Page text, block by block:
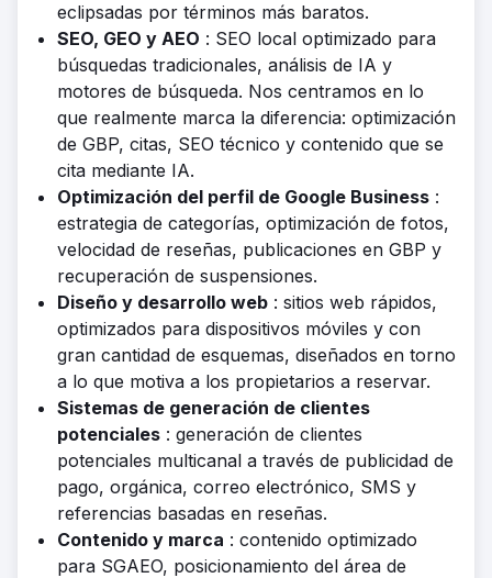
eclipsadas por términos más baratos.
SEO, GEO y AEO : SEO local optimizado para
búsquedas tradicionales, análisis de IA y
motores de búsqueda. Nos centramos en lo
que realmente marca la diferencia: optimización
de GBP, citas, SEO técnico y contenido que se
cita mediante IA.
Optimización del perfil de Google Business :
estrategia de categorías, optimización de fotos,
velocidad de reseñas, publicaciones en GBP y
recuperación de suspensiones.
Diseño y desarrollo web : sitios web rápidos,
optimizados para dispositivos móviles y con
gran cantidad de esquemas, diseñados en torno
a lo que motiva a los propietarios a reservar.
Sistemas de generación de clientes
potenciales : generación de clientes
potenciales multicanal a través de publicidad de
pago, orgánica, correo electrónico, SMS y
referencias basadas en reseñas.
Contenido y marca : contenido optimizado
para SGAEO, posicionamiento del área de